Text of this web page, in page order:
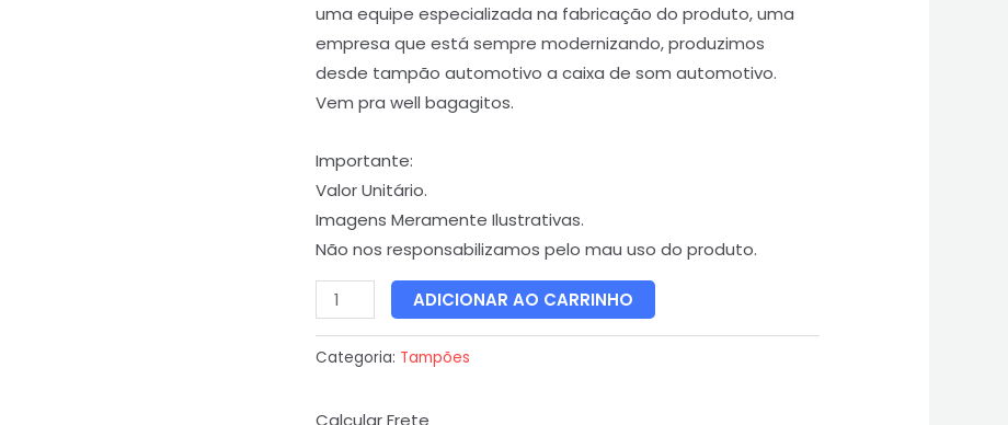
uma equipe especializada na fabricação do produto, uma
empresa que está sempre modernizando, produzimos
desde tampão automotivo a caixa de som automotivo.
Vem pra well bagagitos.
Importante:
Valor Unitário.
Imagens Meramente Ilustrativas.
Não nos responsabilizamos pelo mau uso do produto.
ADICIONAR AO CARRINHO
Categoria: Tampões
Calcular Frete